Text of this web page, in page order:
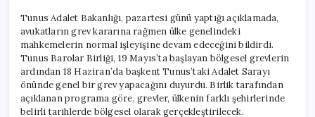
Tunus Adalet Bakanlığı, pazartesi günü yaptığı açıklamada,
avukatların grev kararına rağmen ülke genelindeki
mahkemelerin normal işleyişine devam edeceğini bildirdi.
Tunus Barolar Birliği, 19 Mayıs’ta başlayan bölgesel grevlerin
ardından 18 Haziran’da başkent Tunus’taki Adalet Sarayı
önünde genel bir grev yapacağını duyurdu. Birlik tarafından
açıklanan programa göre, grevler, ülkenin farklı şehirlerinde
belirli tarihlerde bölgesel olarak gerçekleştirilecek.